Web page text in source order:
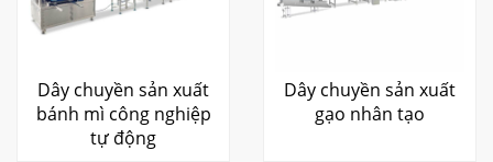
Dây chuyền sản xuất
bánh mì công nghiệp
tự động
Dây chuyền sản xuất
gạo nhân tạo